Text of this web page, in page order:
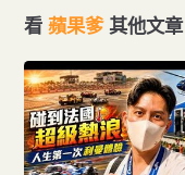
看 蘋果爹 其他文章